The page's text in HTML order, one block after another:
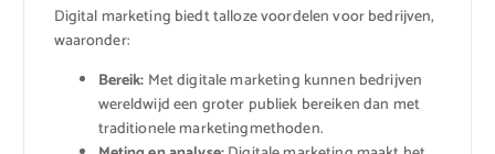
Digital marketing biedt talloze voordelen voor bedrijven,
waaronder:
Bereik: Met digitale marketing kunnen bedrijven
wereldwijd een groter publiek bereiken dan met
traditionele marketingmethoden.